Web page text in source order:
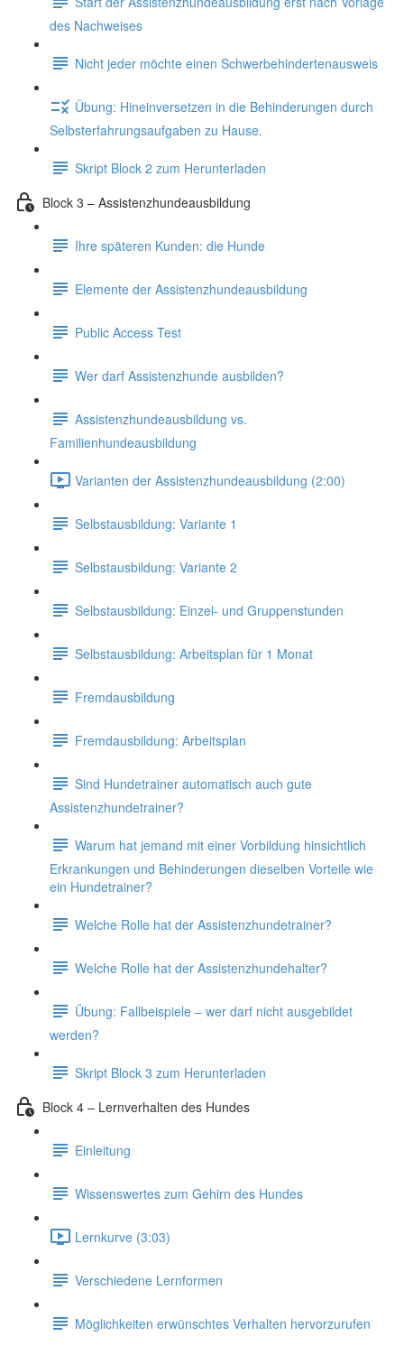
des Nachweises
Nicht jeder möchte einen Schwerbehindertenausweis
Übung: Hineinversetzen in die Behinderungen durch
Selbsterfahrungsaufgaben zu Hause.
Skript Block 2 zum Herunterladen
Block 3 – Assistenzhundeausbildung
Ihre späteren Kunden: die Hunde
Elemente der Assistenzhundeausbildung
Public Access Test
Wer darf Assistenzhunde ausbilden?
Assistenzhundeausbildung vs.
Familienhundeausbildung
Varianten der Assistenzhundeausbildung (2:00)
Selbstausbildung: Variante 1
Selbstausbildung: Variante 2
Selbstausbildung: Einzel- und Gruppenstunden
Selbstausbildung: Arbeitsplan für 1 Monat
Fremdausbildung
Fremdausbildung: Arbeitsplan
Sind Hundetrainer automatisch auch gute
Assistenzhundetrainer?
Warum hat jemand mit einer Vorbildung hinsichtlich
Erkrankungen und Behinderungen dieselben Vorteile wie
ein Hundetrainer?
Welche Rolle hat der Assistenzhundetrainer?
Welche Rolle hat der Assistenzhundehalter?
Übung: Fallbeispiele – wer darf nicht ausgebildet
werden?
Skript Block 3 zum Herunterladen
Block 4 – Lernverhalten des Hundes
Einleitung
Wissenswertes zum Gehirn des Hundes
Lernkurve (3:03)
Verschiedene Lernformen
Möglichkeiten erwünschtes Verhalten hervorzurufen